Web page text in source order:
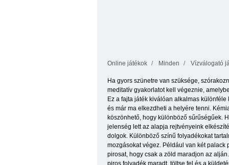
Online játékok Minden Vízválogató
Ha gyors szünetre van szüksége,
meditatív gyakorlatot kell végeznie,
Ez a fajta játék kiválóan alkalmas
és már ma elkezdheti a helyére tenni.
köszönhető, hogy különböző sűrűségűek.
jelenség lett az alapja rejtvényeink
dolgok. Különböző színű folyadékokat
mozgásokat végez. Például van két
pirosat, hogy csak a zöld maradjon az
piros folyadék maradt, töltse fel és a